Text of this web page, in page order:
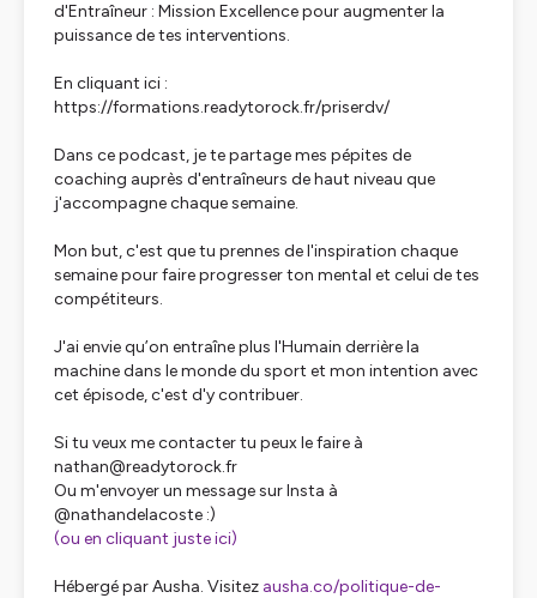
d'Entraîneur : Mission Excellence pour augmenter la
puissance de tes interventions.
En cliquant ici :
https://formations.readytorock.fr/priserdv/
Dans ce podcast, je te partage mes pépites de
coaching auprès d'entraîneurs de haut niveau que
j'accompagne chaque semaine.
Mon but, c'est que tu prennes de l'inspiration chaque
semaine pour faire progresser ton mental et celui de tes
compétiteurs.
J'ai envie qu’on entraîne plus l'Humain derrière la
machine dans le monde du sport et mon intention avec
cet épisode, c'est d'y contribuer.
Si tu veux me contacter tu peux le faire à
nathan@readytorock.fr
Ou m'envoyer un message sur Insta à
@nathandelacoste :)
(ou en cliquant juste ici)
Hébergé par Ausha. Visitez ausha.co/politique-de-